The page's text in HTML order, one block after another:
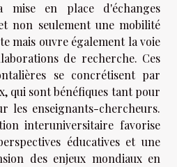
mise en place d'échanges
non seulement une mobilité
mais ouvre également la voie
de recherche. Ces
se concrétisent par
qui sont bénéfiques tant pour
les enseignants-chercheurs.
interuniversitaire favorise
éducatives et une
des enjeux mondiaux en